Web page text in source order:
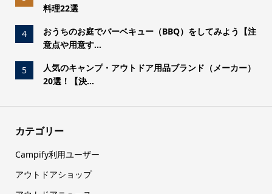
料理22選
4
おうちのお庭でバーベキュー（BBQ）をしてみよう【注
意点や用意す...
5
人気のキャンプ・アウトドア用品ブランド（メーカー）
20選！【決...
カテゴリー
Campify利用ユーザー
アウトドアショップ